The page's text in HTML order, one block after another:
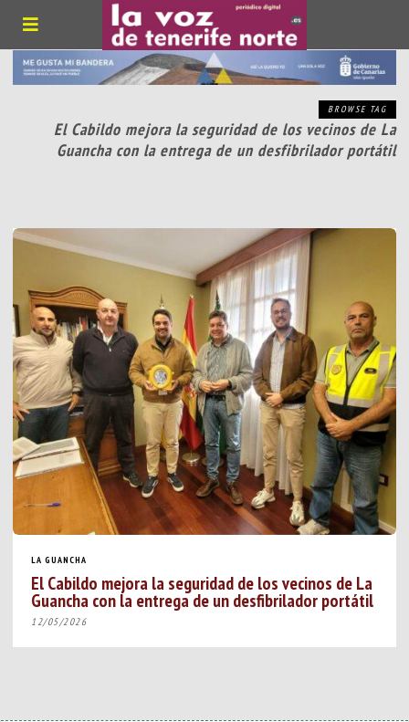
BROWSE TAG
El Cabildo mejora la seguridad de los vecinos de La
Guancha con la entrega de un desfibrilador portátil
LA GUANCHA
El Cabildo mejora la seguridad de los vecinos de La
Guancha con la entrega de un desfibrilador portátil
12/05/2026